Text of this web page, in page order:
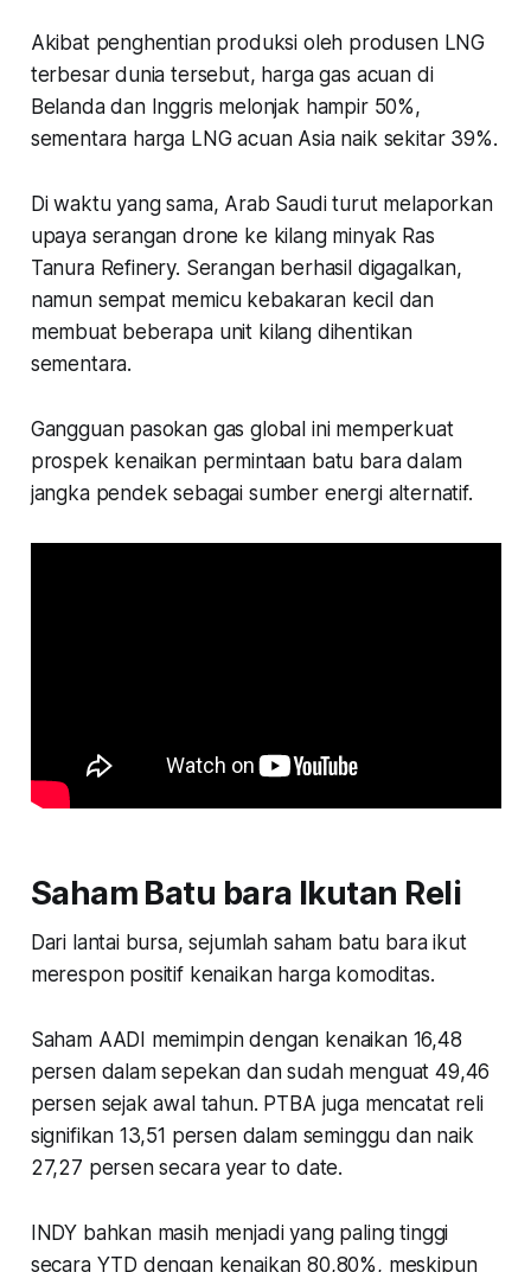
Akibat penghentian produksi oleh produsen LNG
terbesar dunia tersebut, harga gas acuan di
Belanda dan Inggris melonjak hampir 50%,
sementara harga LNG acuan Asia naik sekitar 39%.
Di waktu yang sama, Arab Saudi turut melaporkan
upaya serangan drone ke kilang minyak Ras
Tanura Refinery. Serangan berhasil digagalkan,
namun sempat memicu kebakaran kecil dan
membuat beberapa unit kilang dihentikan
sementara.
Gangguan pasokan gas global ini memperkuat
prospek kenaikan permintaan batu bara dalam
jangka pendek sebagai sumber energi alternatif.
Saham Batu bara Ikutan Reli
Dari lantai bursa, sejumlah saham batu bara ikut
merespon positif kenaikan harga komoditas.
Saham AADI memimpin dengan kenaikan 16,48
persen dalam sepekan dan sudah menguat 49,46
persen sejak awal tahun. PTBA juga mencatat reli
signifikan 13,51 persen dalam seminggu dan naik
27,27 persen secara year to date.
INDY bahkan masih menjadi yang paling tinggi
secara YTD dengan kenaikan 80,80%, meskipun